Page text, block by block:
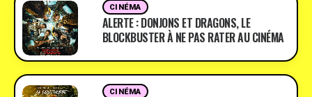
CINÉMA
ALERTE : DONJONS ET DRAGONS, LE
BLOCKBUSTER À NE PAS RATER AU CINÉMA
CINÉMA